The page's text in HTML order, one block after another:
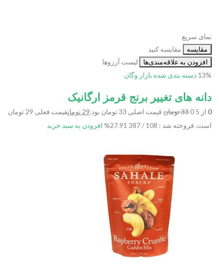
نمای سریع
مقایسه
مقایسه کنید
افزودن به علاقه‌مندی‌ها
لیست آرزوها
13% دسته بندی شده بازار وگان
دانه های تغییر برنج قرمز ارگانیک
0 از 5 0 33 تومان قیمت اصلی 33 تومان بود. 29 تومان
قیمت فعلی 29 تومان
است. فروخته شد : 108 / 387 27.91% افزودن به سبد خرید